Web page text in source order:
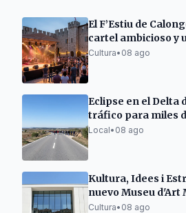
El F’Estiu de
cartel ambicioso y
emergentes
Cultura• 08 ago
Eclipse en el Delta
tráfico para miles
Local• 08 ago
Kultura, Idees i
nuevo Museu d'Art
Tarragona
Cultura• 08 ago